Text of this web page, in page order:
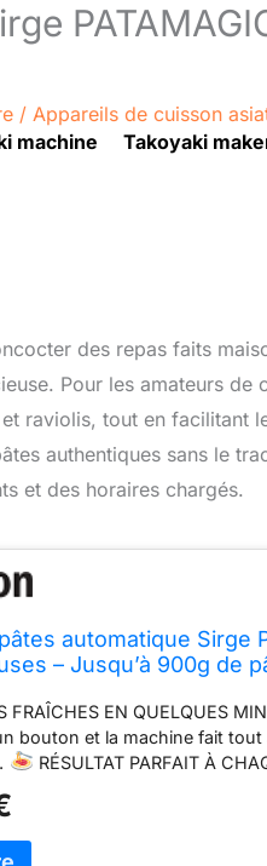
/ Appareils de cuisson
machine Takoyaki
des repas faits
Pour les amateurs
raviolis, tout en facilitant
authentiques sans le
et des horaires chargés.
automatique Sirge
– Jusqu’à 900g de
FRAÎCHES EN QUELQUES
bouton et la machine fait
RÉSULTAT PARFAIT À
INCLUSES – Spaghetti,
pour toutes vos envies.